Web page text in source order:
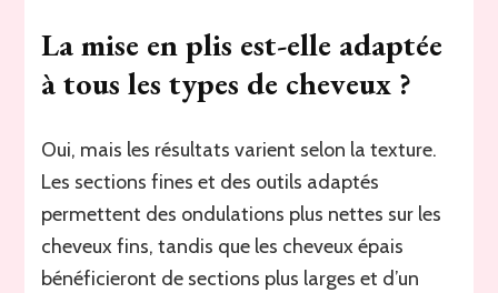
La mise en plis est-elle adaptée
à tous les types de cheveux ?
Oui, mais les résultats varient selon la texture.
Les sections fines et des outils adaptés
permettent des ondulations plus nettes sur les
cheveux fins, tandis que les cheveux épais
bénéficieront de sections plus larges et d’un